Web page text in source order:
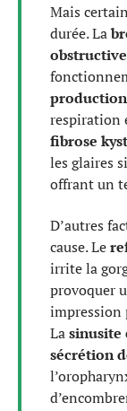
Mais
durée. La
obstructive
respiration
fibrose
les glaires
offrant un
D’autres
cause. Le
irrite la
provoquer
impression
Lasinusite
sécrétion